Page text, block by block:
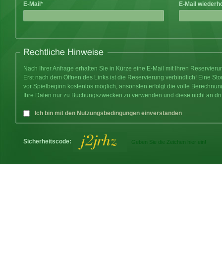
E-Mail* E-Mail
Nach Ihrer Anfrage erhalten Sie in Kürze eine E-Mail mit Ihren
Erst nach dem Öffnen des Links ist die Reservierung verbindlich! Eine
vor Spielbeginn kostenlos möglich, ansonsten erfolgt die volle
Ihre Daten nur zu Buchungszwecken zu verwenden und diese nicht an
Ich bin mit den Nutzungsbedingungen einverstanden
Sicherheitscode: